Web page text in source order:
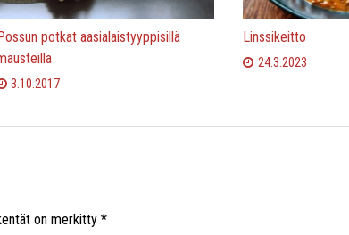
Possun potkat aasialaistyyppisillä
3.10.2017
Linssikeitto
24.3.2023
on merkitty *